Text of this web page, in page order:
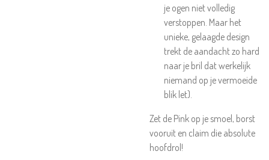
je ogen niet volledig
verstoppen. Maar het
unieke, gelaagde design
trekt de aandacht zo hard
naar je bril dat werkelijk
niemand op je vermoeide
blik let).
Zet de Pink op je smoel, borst
vooruit en claim die absolute
hoofdrol!